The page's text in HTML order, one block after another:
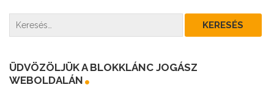
ÜDVÖZÖLJÜK A BLOKKLÁNC JOGÁSZ
WEBOLDALÁN